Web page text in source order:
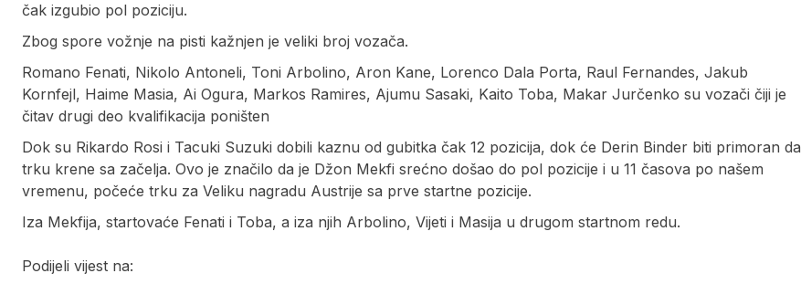
čak izgubio pol poziciju.
Zbog spore vožnje na pisti kažnjen je veliki broj vozača.
Romano Fenati, Nikolo Antoneli, Toni Arbolino, Aron Kane, Lorenco Dala Porta, Raul Fernandes, Jakub
Kornfejl, Haime Masia, Ai Ogura, Markos Ramires, Ajumu Sasaki, Kaito Toba, Makar Jurčenko su vozači čiji je
čitav drugi deo kvalifikacija poništen
Dok su Rikardo Rosi i Tacuki Suzuki dobili kaznu od gubitka čak 12 pozicija, dok će Derin Binder biti primoran da
trku krene sa začelja. Ovo je značilo da je Džon Mekfi srećno došao do pol pozicije i u 11 časova po našem
vremenu, počeće trku za Veliku nagradu Austrije sa prve startne pozicije.
Iza Mekfija, startovaće Fenati i Toba, a iza njih Arbolino, Vijeti i Masija u drugom startnom redu.
Podijeli vijest na: